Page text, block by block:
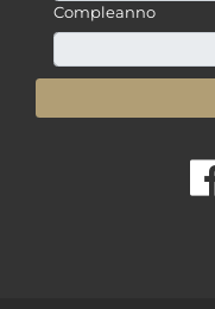
Compleanno